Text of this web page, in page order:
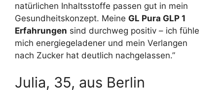
natürlichen Inhaltsstoffe passen gut in mein
Gesundheitskonzept. Meine GL Pura GLP 1
Erfahrungen sind durchweg positiv – ich fühle
mich energiegeladener und mein Verlangen
nach Zucker hat deutlich nachgelassen.”
Julia, 35, aus Berlin